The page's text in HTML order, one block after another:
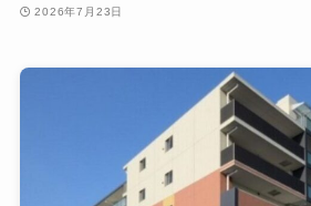
2026年7月23日